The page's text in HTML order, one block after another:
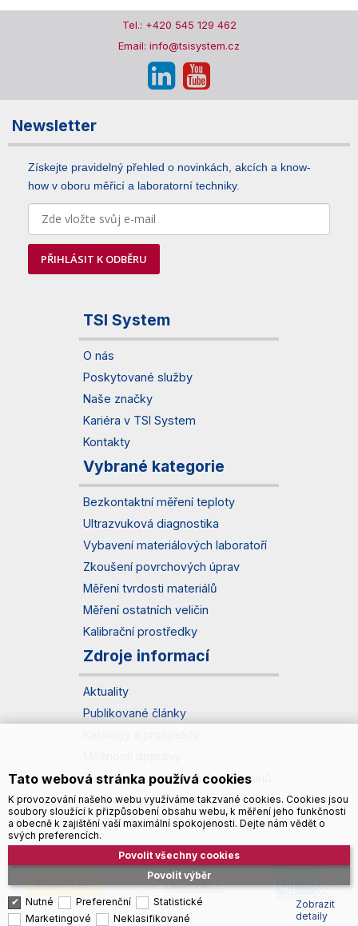
Tel.: +420 545 129 462
Email: info@tsisystem.cz
Newsletter
Získejte pravidelný přehled o novinkách, akcích a know-
how v oboru měřicí a laboratorní techniky.
PŘIHLÁSIT K ODBĚRU
TSI System
O nás
Poskytované služby
Naše značky
Kariéra v TSI System
Kontakty
Vybrané kategorie
Bezkontaktní měření teploty
Ultrazvuková diagnostika
Vybavení materiálových laboratoří
Zkoušení povrchových úprav
Měření tvrdosti materiálů
Měření ostatních veličin
Kalibrační prostředky
Zdroje informací
Aktuality
Publikované články
Zásady zpracování osobních údajů
Správa souborů cookies
Tato webová stránka používá cookies
K provozování našeho webu využíváme takzvané cookies. Cookies jsou
soubory sloužící k přizpůsobení obsahu webu, k měření jeho funkčnosti
a obecně k zajištění vaší maximální spokojenosti. Dejte nám vědět o
svých preferencích.
Povolit výběr
Povolit všechny cookies
Nutné Preferenční
Statistické
Marketingové
Neklasifikované
Zobrazit
detaily